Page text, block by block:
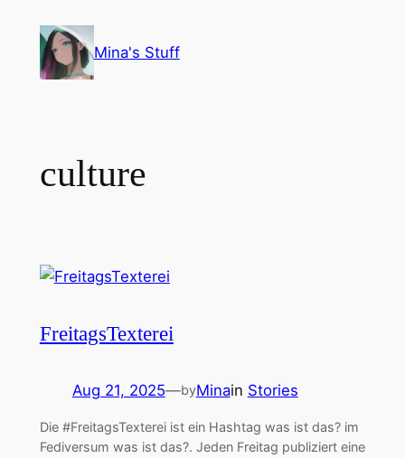
content
Mina's Stuff
culture
FreitagsTexterei
Aug 21, 2025—byMinain Stories
Die #FreitagsTexterei ist ein Hashtag was ist das? im
Fediversum was ist das?. Jeden Freitag publiziert eine